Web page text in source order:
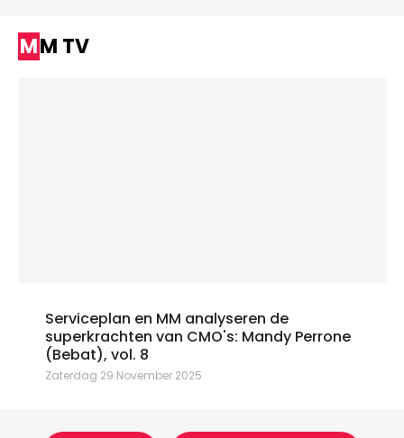
MM TV
Serviceplan en MM analyseren de
superkrachten van CMO's: Mandy Perrone
(Bebat), vol. 8
Zaterdag 29 November 2025